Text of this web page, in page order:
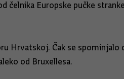
čelnika Europske pučke
Hrvatskoj. Čak se spominjalo
od Bruxellesa.